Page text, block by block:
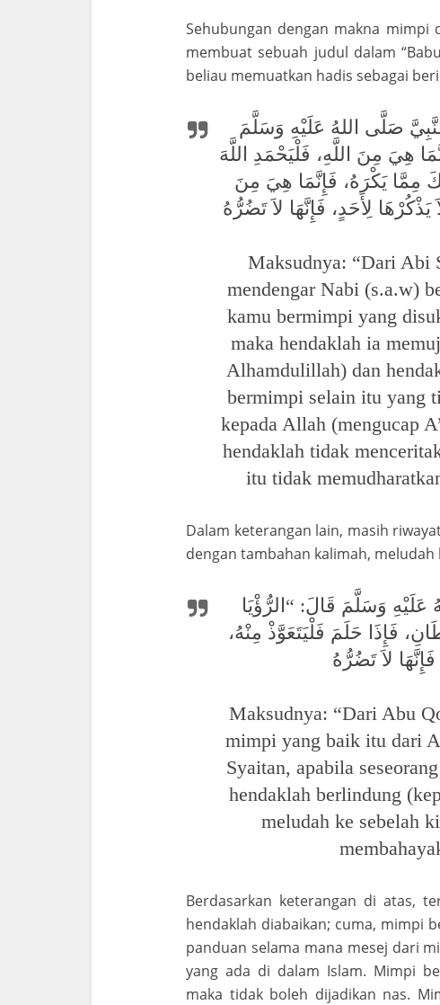
Sehubungan dengan makna mimpi
membuat sebuah judul dalam
beliau memuatkan hadis sebagai
صَلَّى اللهُ عَلَيْهِ وَسَلَّمَ
هِيَ مِنَ اللَّهِ، فَلْيَحْمَدِ اللَّهَ
مِمَّا يَكْرَهُ، فَإِنَّمَا هِيَ مِنَ
Maksudnya: “Dari Abi
mendengar Nabi (s.a.w)
kamu bermimpi yang
maka hendaklah ia
Alhamdulillah) dan
bermimpi selain itu yang
kepada Allah (mengucap
hendaklah tidak
itu tidak
Dalam keterangan lain, masih
dengan tambahan kalimah, meludah
وَسَلَّمَ قَالَ: “الرُّؤْيَا
فَإِذَا حَلَمَ فَلْيَتَعَوَّذْ مِنْهُ،
Maksudnya: “Dari Abu
mimpi yang baik itu dari
Syaitan, apabila
hendaklah berlindung
meludah ke sebelah
Berdasarkan keterangan di atas,
hendaklah diabaikan; cuma, mimpi
panduan selama mana mesej dari
yang ada di dalam Islam. Mimpi
maka tidak boleh dijadikan nas.